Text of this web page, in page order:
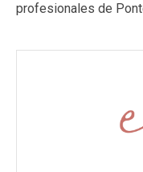
profesionales de